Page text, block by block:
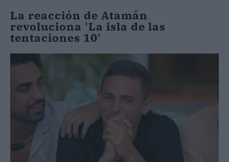
La reacción de Atamán
revoluciona 'La isla de las
tentaciones 10'